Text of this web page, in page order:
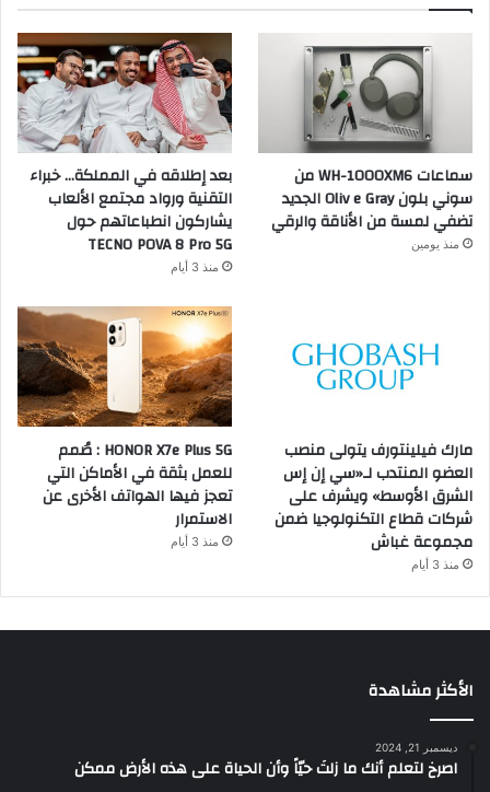
سماعات WH-1000XM6 من
سوني بلون Oliv e Gray الجديد
تضفي لمسة من الأناقة والرقي
منذ يومين
بعد إطلاقه في المملكة… خبراء
التقنية ورواد مجتمع الألعاب
يشاركون انطباعاتهم حول
TECNO POVA 8 Pro 5G
منذ 3 أيام
مارك فيلينتورف يتولى منصب
العضو المنتدب لـ«سي إن إس
الشرق الأوسط» ويشرف على
شركات قطاع التكنولوجيا ضمن
مجموعة غباش
منذ 3 أيام
HONOR X7e Plus 5G : صُمم
للعمل بثقة في الأماكن التي
تعجز فيها الهواتف الأخرى عن
الاستمرار
منذ 3 أيام
الأكثر مشاهدة
ديسمبر 21, 2024
‫اصرخ لتعلم أنك ما زلتَ حيّاً وأن الحياة على هذه الأرض ممكن